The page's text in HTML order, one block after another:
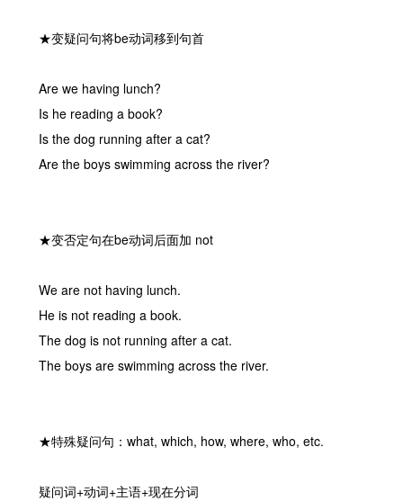
★变疑问句将be动词移到句首
Are we having lunch?
Is he reading a book?
Is the dog running after a cat?
Are the boys swimming across the river?
★变否定句在be动词后面加 not
We are not having lunch.
He is not reading a book.
The dog is not running after a cat.
The boys are swimming across the river.
★特殊疑问句：what, which, how, where, who, etc.
疑问词+动词+主语+现在分词